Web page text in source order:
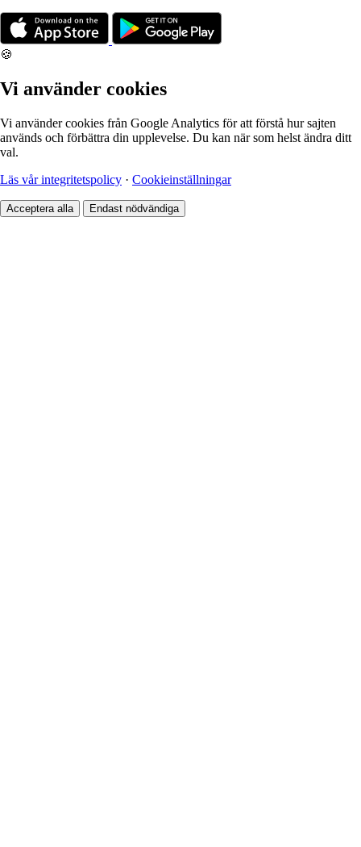
🍪
Vi använder cookies
Vi använder cookies från Google Analytics för att förstå hur sajten
används och förbättra din upplevelse. Du kan när som helst ändra ditt
val.
Läs vår integritetspolicy · Cookieinställningar
Acceptera alla Endast nödvändiga